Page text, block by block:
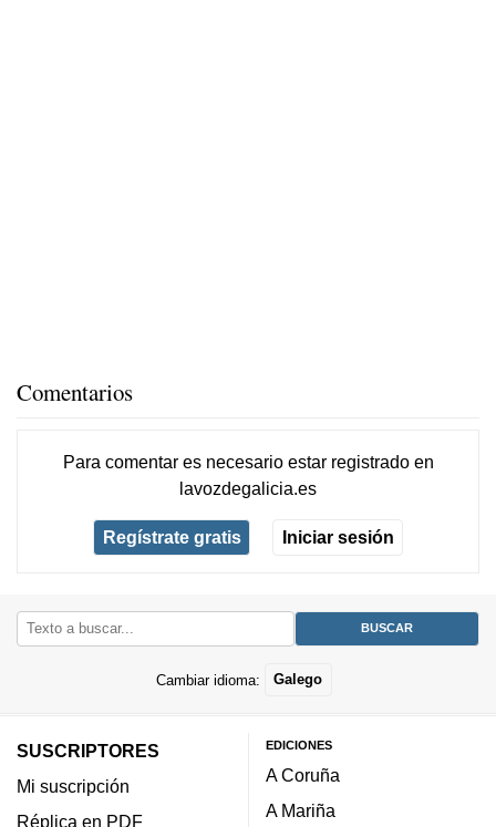
Comentarios
Para comentar es necesario estar registradoen
lavozdegalicia.es
Regístrate gratis Iniciar sesión
Cambiar idioma: Galego
SUSCRIPTORES
Mi suscripción
Réplica en PDF
EDICIONES
A Coruña
A Mariña